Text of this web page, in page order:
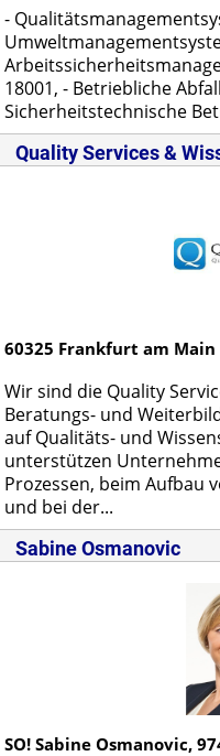
-
18001, - Betriebliche
Sicherheitstechnische
Quality Services &
60325 Frankfurt am Main
Wir sind die Quality
Beratungs- und
auf Qualitäts- und
unterstützen
Prozessen, beim Aufbau
und bei der...
Sabine Osmanovic
SO! Sabine Osmanovic,